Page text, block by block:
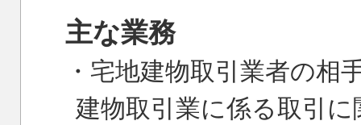
主な業務
・宅地建物取引業者の相
建物取引業に係る取引